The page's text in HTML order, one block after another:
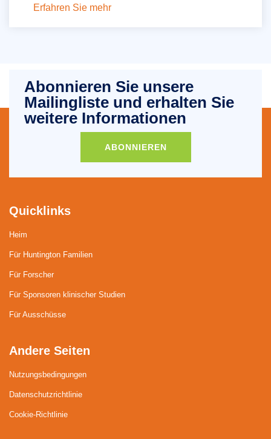
Erfahren Sie mehr
Abonnieren Sie unsere
Mailingliste und erhalten Sie
weitere Informationen
ABONNIEREN
Quicklinks
Heim
Für Huntington Familien
Für Forscher
Für Sponsoren klinischer Studien
Für Ausschüsse
Andere Seiten
Nutzungsbedingungen
Datenschutzrichtlinie
Cookie-Richtlinie